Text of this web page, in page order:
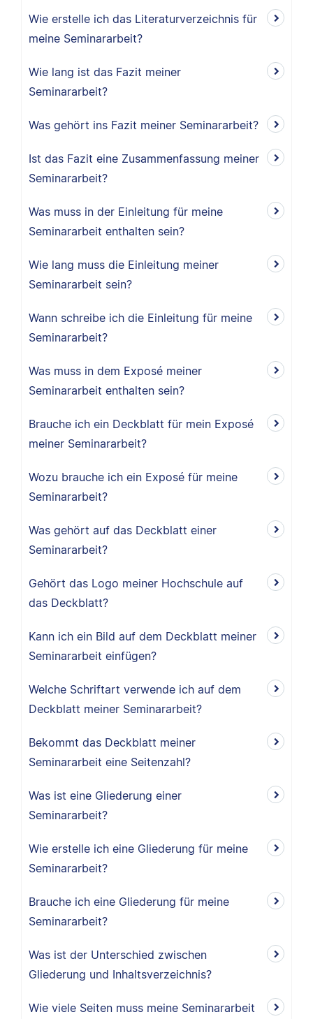
Wie erstelle ich das Literaturverzeichnis für
meine Seminararbeit?
Wie lang ist das Fazit meiner
Seminararbeit?
Was gehört ins Fazit meiner Seminararbeit?
Ist das Fazit eine Zusammenfassung meiner
Seminararbeit?
Was muss in der Einleitung für meine
Seminararbeit enthalten sein?
Wie lang muss die Einleitung meiner
Seminararbeit sein?
Wann schreibe ich die Einleitung für meine
Seminararbeit?
Was muss in dem Exposé meiner
Seminararbeit enthalten sein?
Brauche ich ein Deckblatt für mein Exposé
meiner Seminararbeit?
Wozu brauche ich ein Exposé für meine
Seminararbeit?
Was gehört auf das Deckblatt einer
Seminararbeit?
Gehört das Logo meiner Hochschule auf
das Deckblatt?
Kann ich ein Bild auf dem Deckblatt meiner
Seminararbeit einfügen?
Welche Schriftart verwende ich auf dem
Deckblatt meiner Seminararbeit?
Bekommt das Deckblatt meiner
Seminararbeit eine Seitenzahl?
Was ist eine Gliederung einer
Seminararbeit?
Wie erstelle ich eine Gliederung für meine
Seminararbeit?
Brauche ich eine Gliederung für meine
Seminararbeit?
Was ist der Unterschied zwischen
Gliederung und Inhaltsverzeichnis?
Wie viele Seiten muss meine Seminararbeit